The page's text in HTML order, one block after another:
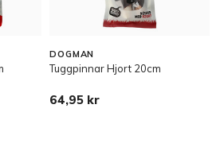
DOGMAN
Tuggpinnar Hjort 20cm
64,95 kr